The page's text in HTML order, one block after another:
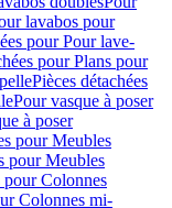
lavabos pour
pour Pour lave-
pour Plans pour
Pièces détachées
Pour vasque à poser
à poser
pour Meubles
pour Meubles
pour Colonnes
Colonnes mi-